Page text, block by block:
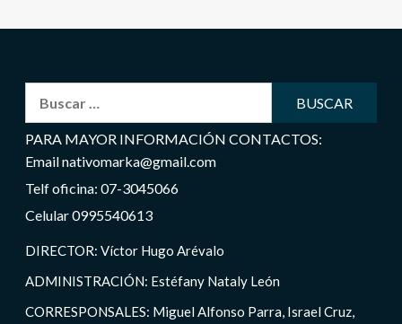
PARA MAYOR INFORMACIÓN CONTACTOS:
Email nativomarka@gmail.com
Telf oficina: 07-3045066
Celular 0995540613
DIRECTOR: Víctor Hugo Arévalo
ADMINISTRACIÓN: Estéfany Nataly León
CORRESPONSALES: Miguel Alfonso Parra, Israel Cruz,